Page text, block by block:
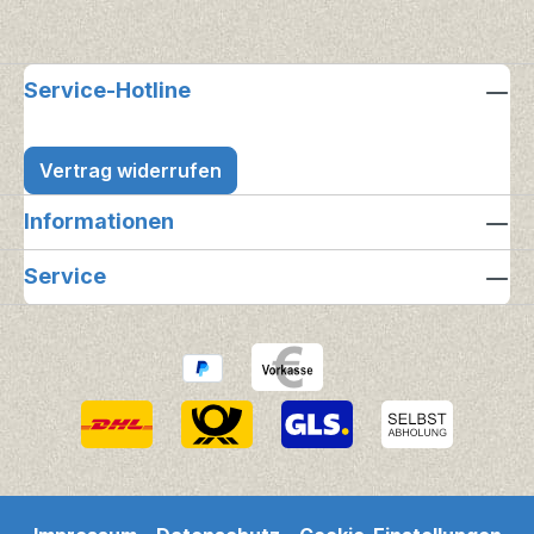
Service-Hotline
Vertrag widerrufen
Informationen
Service